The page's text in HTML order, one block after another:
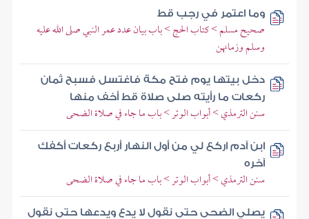
وما اعتمر في رجب قط
صحيح مسلم > كتاب الحج > باب بيان عدد عمر النبي صلى الله عليه
وسلم وزمانهن
دخل بيتها يوم فتح مكة فاغتسل فسبح ثمان
ركعات ما رأيته صلى صلاة قط أخف منها
سنن الترمذي > أبواب الوتر > باب ما جاء في صلاة الضحى
ابن آدم اركع لي من أول النهار أربع ركعات أكفك
آخره
سنن الترمذي > أبواب الوتر > باب ما جاء في صلاة الضحى
يصلي الضحى حتى نقول لا يدع ويدعها حتى نقول